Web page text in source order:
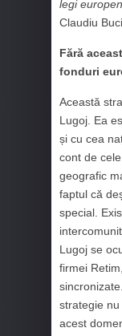
legi
Claudiu
Fără
fonduri
Această
Lugoj. Ea
și cu cea
cont de
geografic
faptul că
special.
Lugoj se
firmei
strategie
acest